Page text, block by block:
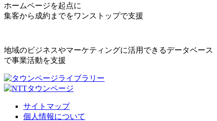
ホームページを起点に
集客から成約までをワンストップで支援
地域のビジネスやマーケティングに活用できるデータベース
で事業活動を支援
サイトマップ
個人情報について